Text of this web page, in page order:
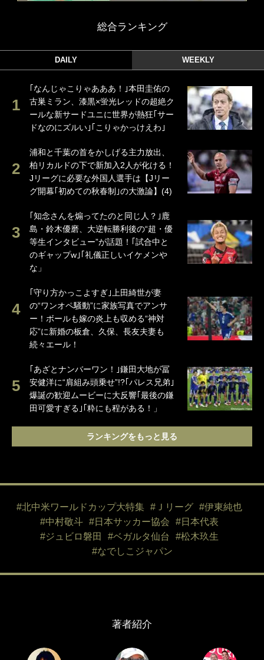
総合ランキング
DAILY WEEKLY
｢なんじゃこりゃあああ！｣本田圭佑の
古巣ミラン、漆黒×蛍光レッドの超絶ク
ールな新サードユニに世界が熱狂｢サー
ドなのにズルい｣｢こりゃかっけえわ｣
浦和と千葉の首をかしげる主力放出、
柏リカルドの下で新加入2人が化ける！
Jリーグに必要な外国人選手は【Jリー
グ開幕｢初めての秋春制｣の大激論】(4)
｢知念さんを煽ってたのと同じ人？｣鹿
島・鈴木優磨、大逆転勝利後の“超・優
等生インタビュー”が話題！｢試合中と
のギャップw｣｢礼儀正しいイケメンや
な」
｢守り方かっこよすぎ｣上田綺世が妻
の“ワンオペ騒動”に家族写真でアンサ
ー！ボールも嫁の炎上も収める“神対
応”に新婚の板倉、久保、長友夫妻も
続々エール！
｢あざとナンバーワン！｣鎌田大地が冨
安健洋に“肩組み頭乗せ”!?｢パレス兄弟｣
爆誕の歓迎ムービーに大反響｢最後の鎌
田可愛すぎる｣｢粋にも程がある！」
ランキングをもっと見る
#北中米ワールドカップ大特集 #Ｊリーグ
#伊東純也
#中村敬斗
#日本サッカー協会
#日本代表
#ジュビロ磐田
#ベガルタ仙台
#松木玖生
#なでしこジャパン
著者紹介